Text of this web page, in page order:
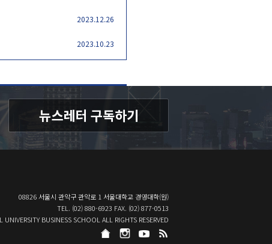
2023.12.26
2023.10.23
08826 서울시 관악구 관악로 1 서울대학교 경영대학(원)
TEL. (02) 880-6923 FAX. (02) 877-0513
BUSINESS SCHOOL ALL RIGHTS RESERVED